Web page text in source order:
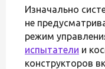
Изначально
не
режим
испытатели и
конструкторов